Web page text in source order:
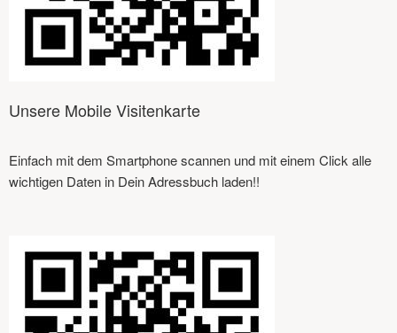
Unsere Mobile Visitenkarte
Einfach mit dem Smartphone scannen und mit einem Click alle
wichtigen Daten in Dein Adressbuch laden!!